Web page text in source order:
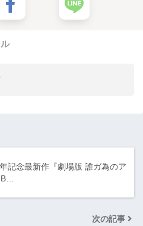
記念最新作『劇場版 誰ガ為のア
次の記事